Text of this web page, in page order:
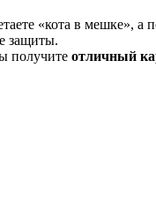
«кота в мешке», а
защиты.
получите отличный